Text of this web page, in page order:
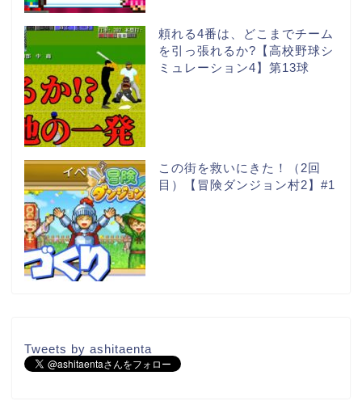
頼れる4番は、どこまでチーム
を引っ張れるか?【高校野球シ
ミュレーション4】第13球
この街を救いにきた！（2回
目）【冒険ダンジョン村2】#1
Tweets by ashitaenta